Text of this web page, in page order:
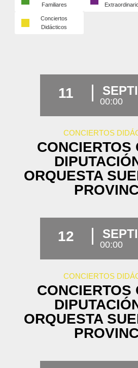
Familiares
Conciertos
Didácticos
11
00:00
CONCIERTOS
CONCIERTOS
ORQUESTA
12
00:00
CONCIERTOS
CONCIERTOS
ORQUESTA